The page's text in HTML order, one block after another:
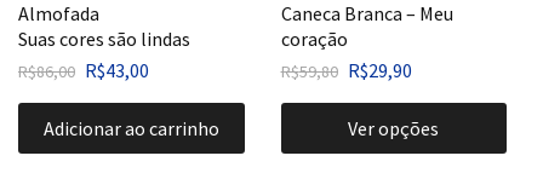
Almofada
Suas cores são lindas
R$86,00 R$43,00
Adicionar ao carrinho
Caneca Branca – Meu
coração
R$59,80 R$29,90
Ver opções